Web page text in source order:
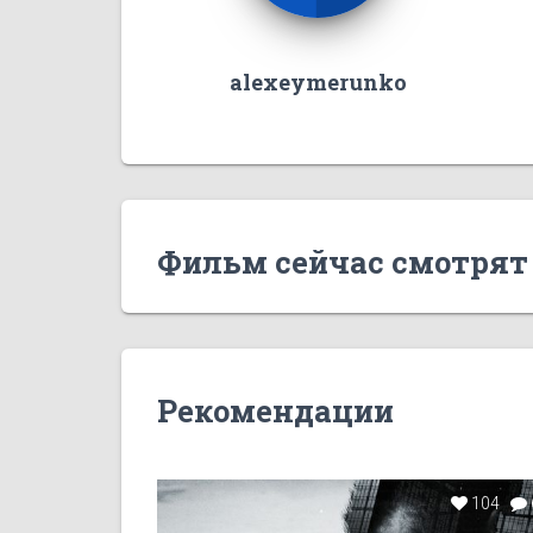
alexeymerunko
Фильм сейчас смотрят
Рекомендации
104